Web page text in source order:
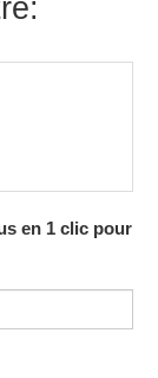
en 1 clic pour